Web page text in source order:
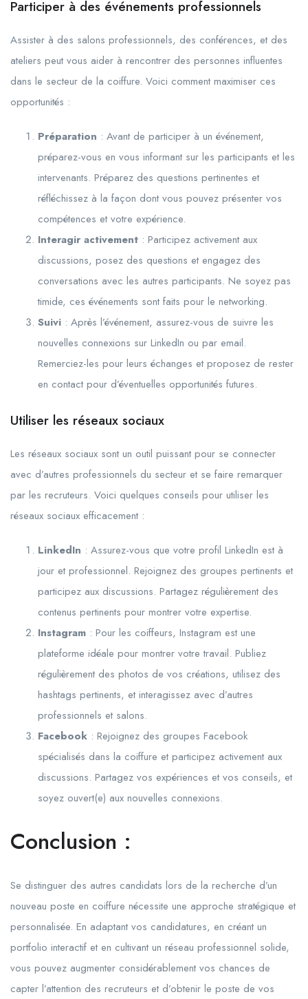
Participer à des événements professionnels
Assister à des salons professionnels, des conférences, et des
ateliers peut vous aider à rencontrer des personnes influentes
dans le secteur de la coiffure. Voici comment maximiser ces
opportunités :
Préparation : Avant de participer à un événement,
préparez-vous en vous informant sur les participants et les
intervenants. Préparez des questions pertinentes et
réfléchissez à la façon dont vous pouvez présenter vos
compétences et votre expérience.
Interagir activement : Participez activement aux
discussions, posez des questions et engagez des
conversations avec les autres participants. Ne soyez pas
timide, ces événements sont faits pour le networking.
Suivi : Après l’événement, assurez-vous de suivre les
nouvelles connexions sur LinkedIn ou par email.
Remerciez-les pour leurs échanges et proposez de rester
en contact pour d’éventuelles opportunités futures.
Utiliser les réseaux sociaux
Les réseaux sociaux sont un outil puissant pour se connecter
avec d’autres professionnels du secteur et se faire remarquer
par les recruteurs. Voici quelques conseils pour utiliser les
réseaux sociaux efficacement :
LinkedIn : Assurez-vous que votre profil LinkedIn est à
jour et professionnel. Rejoignez des groupes pertinents et
participez aux discussions. Partagez régulièrement des
contenus pertinents pour montrer votre expertise.
Instagram : Pour les coiffeurs, Instagram est une
plateforme idéale pour montrer votre travail. Publiez
régulièrement des photos de vos créations, utilisez des
hashtags pertinents, et interagissez avec d’autres
professionnels et salons.
Facebook : Rejoignez des groupes Facebook
spécialisés dans la coiffure et participez activement aux
discussions. Partagez vos expériences et vos conseils, et
soyez ouvert(e) aux nouvelles connexions.
Conclusion :
Se distinguer des autres candidats lors de la recherche d’un
nouveau poste en coiffure nécessite une approche stratégique et
personnalisée. En adaptant vos candidatures, en créant un
portfolio interactif et en cultivant un réseau professionnel solide,
vous pouvez augmenter considérablement vos chances de
capter l’attention des recruteurs et d’obtenir le poste de vos